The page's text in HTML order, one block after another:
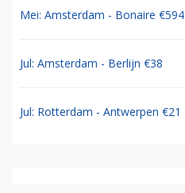
Mei: Amsterdam - Bonaire €594
Jul: Amsterdam - Berlijn €38
Jul: Rotterdam - Antwerpen €21